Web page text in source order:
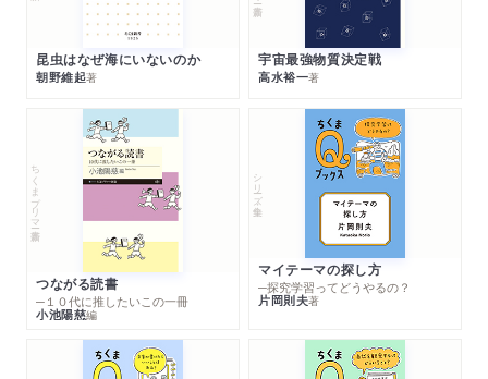
昆虫はなぜ海にいないのか
朝野維起著
宇宙最強物質決定戦
高水裕一著
ちくまプリマー新書
つながる読書
─１０代に推したいこの一冊
小池陽慈編
シリーズ・全集
マイテーマの探し方
─探究学習ってどうやるの？
片岡則夫著